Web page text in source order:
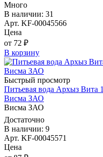
Много
В наличии: 31
Арт. KF-00045566
Цена
от 72 ₽
В корзину
Быстрый просмотр
Питьевая вода Архыз Вита
Висма ЗАО
Висма ЗАО
Достаточно
В наличии: 9
Арт. KF-00045571
Цена